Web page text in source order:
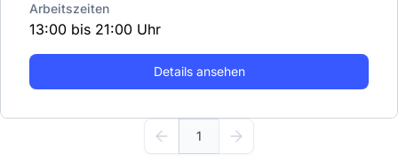
Arbeitszeiten
13:00 bis 21:00 Uhr
Details ansehen
1